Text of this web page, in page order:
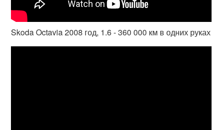
Skoda Octavia 2008 год, 1.6 - 360 000 км в одних руках